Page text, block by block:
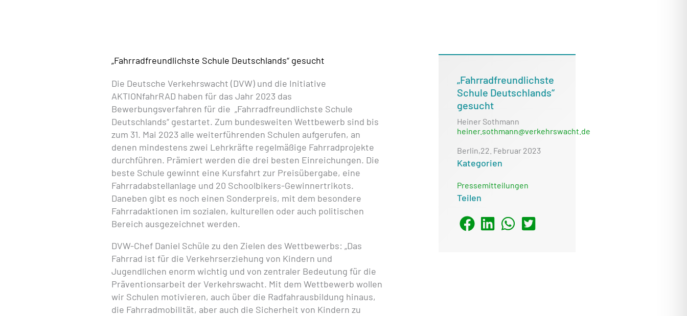
„Fahrradfreundlichste Schule Deutschlands“ gesucht
Die Deutsche Verkehrswacht (DVW) und die Initiative
AKTIONfahrRAD haben für das Jahr 2023 das
Bewerbungsverfahren für die „Fahrradfreundlichste Schule
Deutschlands“ gestartet. Zum bundesweiten Wettbewerb sind bis
zum 31. Mai 2023 alle weiterführenden Schulen aufgerufen, an
denen mindestens zwei Lehrkräfte regelmäßige Fahrradprojekte
durchführen. Prämiert werden die drei besten Einreichungen. Die
beste Schule gewinnt eine Kursfahrt zur Preisübergabe, eine
Fahrradabstellanlage und 20 Schoolbikers-Gewinnertrikots.
Daneben gibt es noch einen Sonderpreis, mit dem besondere
Fahrradaktionen im sozialen, kulturellen oder auch politischen
Bereich ausgezeichnet werden.
DVW-Chef Daniel Schüle zu den Zielen des Wettbewerbs: „Das
Fahrrad ist für die Verkehrserziehung von Kindern und
Jugendlichen enorm wichtig und von zentraler Bedeutung für die
Präventionsarbeit der Verkehrswacht. Mit dem Wettbewerb wollen
wir Schulen motivieren, auch über die Radfahrausbildung hinaus,
die Fahrradmobilität, aber auch die Sicherheit von Kindern zu
„Fahrradfreundlichste
Schule Deutschlands“
gesucht
Heiner Sothmann
heiner.sothmann@verkehrswacht.de
Berlin,22. Februar 2023
Kategorien
Pressemitteilungen
Teilen